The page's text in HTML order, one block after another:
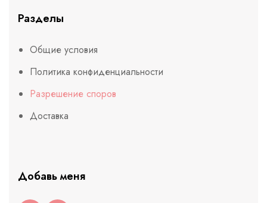
Разделы
Общие условия
Политика конфиденциальности
Разрешение споров
Доставка
Добавь меня